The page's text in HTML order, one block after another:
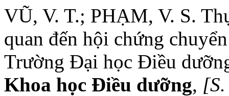
VŨ, V. T.; PHẠM, V. S.
quan đến hội chứng
Trường Đại học Điều
Khoa học Điều dưỡng,